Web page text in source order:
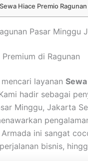
Hiace Premio Ragunan
Pasar Minggu
di Ragunan
layanan
hadir sebagai
Minggu, Jakarta
ini sangat
bisnis,